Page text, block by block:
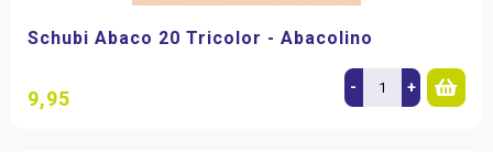
Schubi Abaco 20 Tricolor - Abacolino
9,95 - +